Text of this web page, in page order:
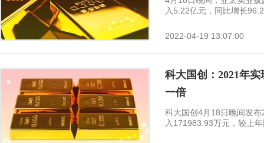
入5.22亿元，同比增长
2022-04-19 13:07:00
科大国创：2021年
一倍
科大国创4月18日晚间发
入171983.93万元，较上